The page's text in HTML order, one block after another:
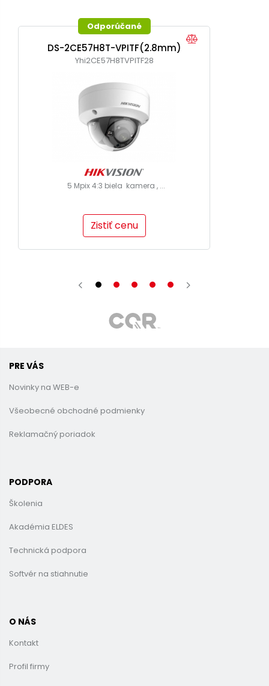
Odporúčané
DS-2CE57H8T-VPITF(2.8mm)
Yhi2CE57H8TVPITF28
5 Mpix 4:3 biela kamera , ...
Zistiť cenu
PRE VÁS
Novinky na WEB-e
Všeobecné obchodné podmienky
Reklamačný poriadok
PODPORA
Školenia
Akadémia ELDES
Technická podpora
Softvér na stiahnutie
O NÁS
Kontakt
Profil firmy